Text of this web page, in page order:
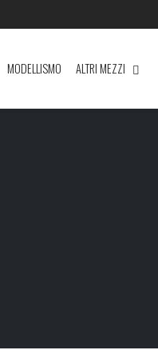
MODELLISMO ALTRI MEZZI